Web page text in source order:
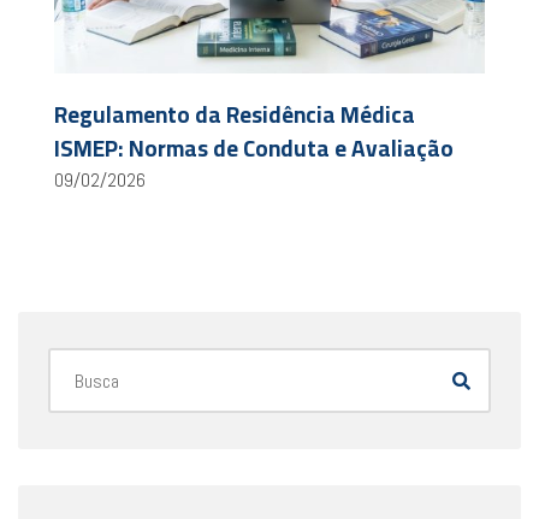
Regulamento da Residência Médica
ISMEP: Normas de Conduta e Avaliação
09/02/2026